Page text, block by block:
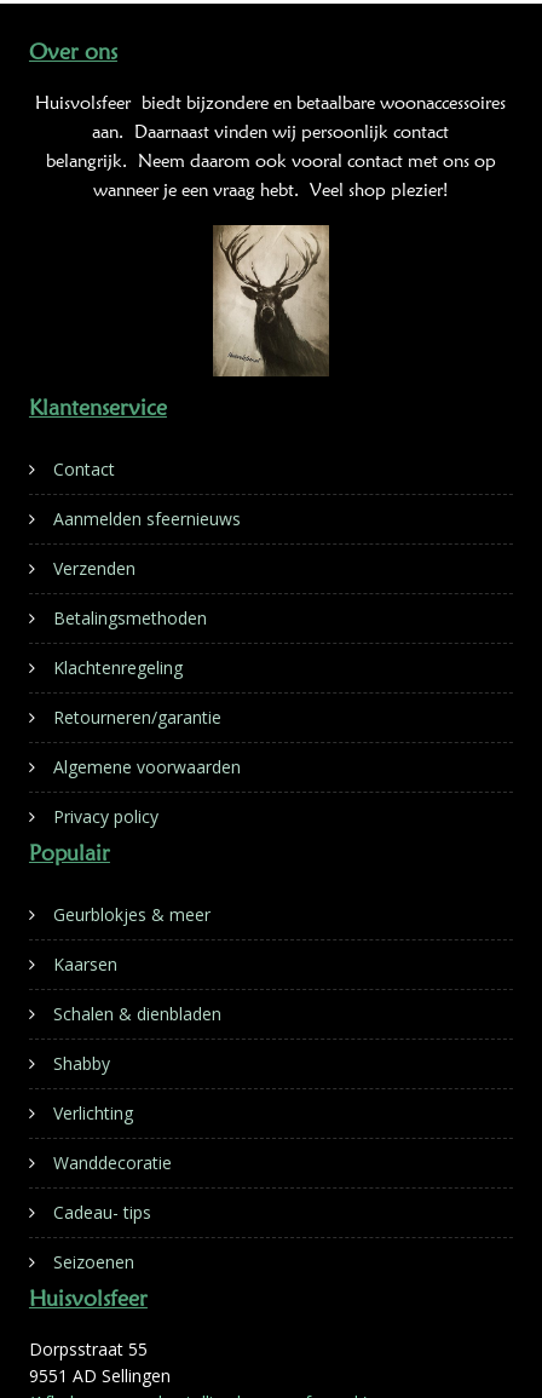
Over ons
Huisvolsfeer biedt bijzondere en betaalbare woonaccessoires
aan. Daarnaast vinden wij persoonlijk contact
belangrijk. Neem daarom ook vooral contact met ons op
wanneer je een vraag hebt. Veel shop plezier!
Klantenservice
Contact
Aanmelden sfeernieuws
Verzenden
Betalingsmethoden
Klachtenregeling
Retourneren/garantie
Algemene voorwaarden
Privacy policy
Populair
Geurblokjes & meer
Kaarsen
Schalen & dienbladen
Shabby
Verlichting
Wanddecoratie
Cadeau- tips
Seizoenen
Huisvolsfeer
Dorpsstraat 55
9551 AD Sellingen